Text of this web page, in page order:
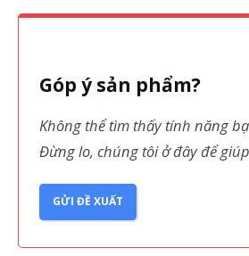
Góp ý sản phẩm?
Không thể tìm thấy tính năng
Đừng lo, chúng tôi ở đây để
GỬI ĐỀ XUẤT